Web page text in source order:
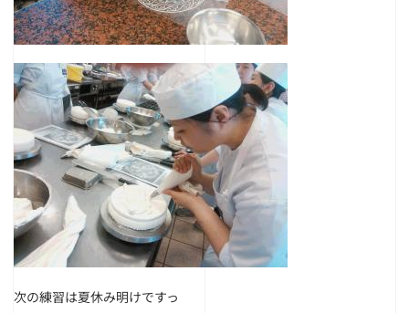
次の練習は夏休み明けですっ